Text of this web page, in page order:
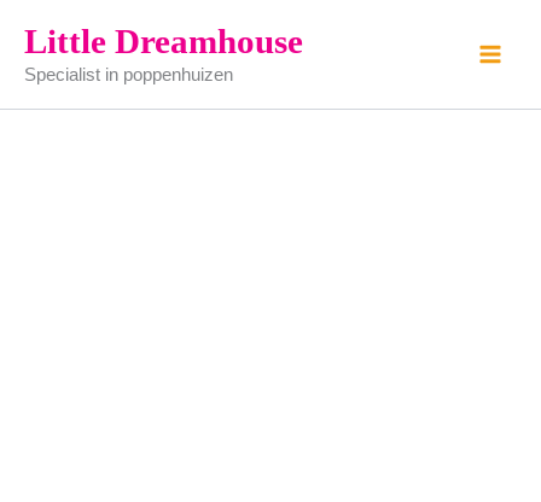
naar
inhoud
Little Dreamhouse
Specialist in poppenhuizen
set
aantal